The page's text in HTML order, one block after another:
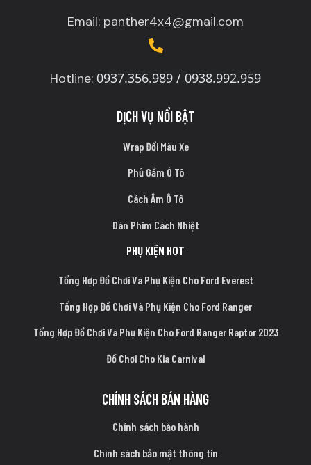
Email: panther4x4@gmail.com
Hotline: 0937.356.989 / 0938.992.959
DỊCH VỤ NỔI BẬT
Wrap Đổi Màu Xe
Phủ Gầm Ô Tô
Cách Âm Ô Tô
Dán Phim Cách Nhiệt
PHỤ KIỆN HOT
Tổng Hợp Đồ Chơi Và Phụ Kiện Cho Ford Everest
Tổng Hợp Đồ Chơi Và Phụ Kiện Cho Ford Ranger
Tổng Hợp Đồ Chơi Và Phụ Kiện Cho Ford Ranger Raptor 2023
Đồ Chơi Cho Kia Carnival
CHÍNH SÁCH BÁN HÀNG
Chính sách bảo hành
Chính sách bảo mật thông tin